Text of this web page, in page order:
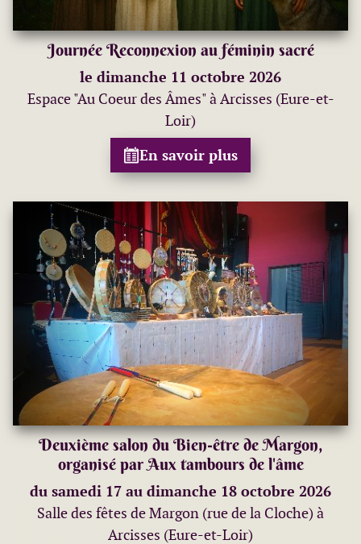
Journée Reconnexion au féminin sacré
le dimanche 11 octobre 2026
Espace "Au Coeur des Âmes" à Arcisses (Eure-et-
Loir)
En savoir plus
Deuxième salon du Bien-être de Margon,
organisé par Aux tambours de l'âme
du samedi 17 au dimanche 18 octobre 2026
Salle des fêtes de Margon (rue de la Cloche) à
Arcisses (Eure-et-Loir)